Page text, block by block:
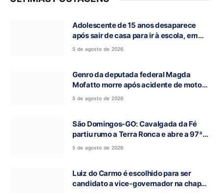
Adolescente de 15 anos desaparece
após sair de casa para ir à escola, em
Campos Belos-GO
5 de agosto de 2026
Genro da deputada federal Magda
Mofatto morre após acidente de moto
na BR-153
5 de agosto de 2026
São Domingos-GO: Cavalgada da Fé
partiu rumo a Terra Ronca e abre a 97ª
Romaria do Bom Jesus da Lapa
5 de agosto de 2026
Luiz do Carmo é escolhido para ser
candidato a vice-governador na chapa